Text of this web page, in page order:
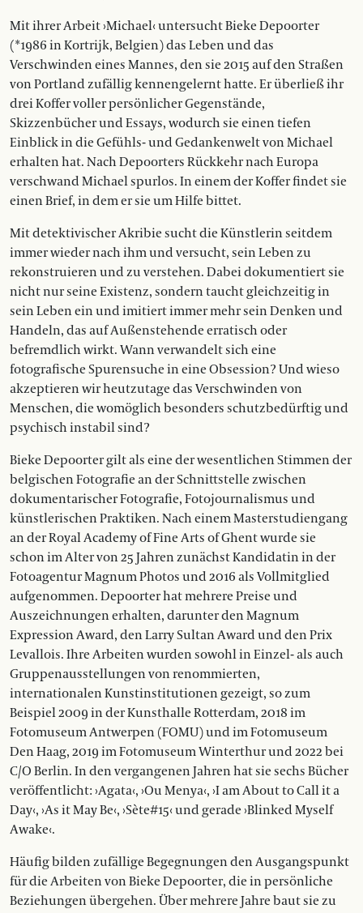
Mit ihrer Arbeit ›Michael‹ untersucht Bieke Depoorter
(*1986 in Kortrijk, Belgien) das Leben und das
Verschwinden eines Mannes, den sie 2015 auf den Straßen
von Portland zufällig kennengelernt hatte. Er überließ ihr
drei Koffer voller persönlicher Gegenstände,
Skizzenbücher und Essays, wodurch sie einen tiefen
Einblick in die Gefühls- und Gedankenwelt von Michael
erhalten hat. Nach Depoorters Rückkehr nach Europa
verschwand Michael spurlos. In einem der Koffer findet sie
einen Brief, in dem er sie um Hilfe bittet.
Mit detektivischer Akribie sucht die Künstlerin seitdem
immer wieder nach ihm und versucht, sein Leben zu
rekonstruieren und zu verstehen. Dabei dokumentiert sie
nicht nur seine Existenz, sondern taucht gleichzeitig in
sein Leben ein und imitiert immer mehr sein Denken und
Handeln, das auf Außenstehende erratisch oder
befremdlich wirkt. Wann verwandelt sich eine
fotografische Spurensuche in eine Obsession? Und wieso
akzeptieren wir heutzutage das Verschwinden von
Menschen, die womöglich besonders schutzbedürftig und
psychisch instabil sind?
Bieke Depoorter gilt als eine der wesentlichen Stimmen der
belgischen Fotografie an der Schnittstelle zwischen
dokumentarischer Fotografie, Fotojournalismus und
künstlerischen Praktiken. Nach einem Masterstudiengang
an der Royal Academy of Fine Arts of Ghent wurde sie
schon im Alter von 25 Jahren zunächst Kandidatin in der
Fotoagentur ­Magnum Photos und 2016 als Vollmitglied
aufgenommen. Depoorter hat mehrere Preise und
Auszeichnungen erhalten, darunter den Magnum
Expression Award, den Larry Sultan Award und den Prix
Levallois. Ihre Arbeiten wurden sowohl in Einzel- als auch
Gruppenausstellungen von renommierten,
internationalen Kunstinstitutionen gezeigt, so zum
Beispiel 2009 in der Kunsthalle Rotterdam, 2018 im
Fotomuseum Antwerpen (FOMU) und im Fotomuseum
Den Haag, 2019 im Fotomuseum Winterthur und 2022 bei
C/O Berlin. In den vergangenen Jahren hat sie sechs Bücher
veröffentlicht: ›Agata‹, ›Ou Menya‹, ›I am About to Call it a
Day‹, ›As it May Be‹, ›Sète#15‹ und gerade ›Blinked Myself
Awake‹.
Häufig bilden zufällige­ ­Begegnungen den Ausgangspunkt
für die Arbeiten von Bieke Depoorter, die in persönliche
Beziehungen übergehen. Über mehrere Jahre baut sie zu